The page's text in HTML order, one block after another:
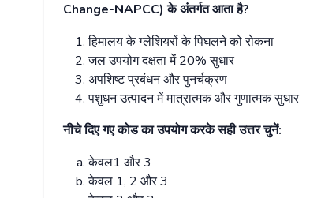
Change-NAPCC)केअंतर्गतआताहै?
हिमालयकेग्लेशियरोंकेपिघलनेकोरोकना
जलउपयोगदक्षतामें20%सुधार
अपशिष्टप्रबंधनऔरपुनर्चक्रण
पशुधनउत्पादनमेंमात्रात्मकऔरगुणात्मकसुधार
नीचेदिएगएकोडकाउपयोगकरकेसहीउत्तरचुनें:
केवल1 और3
केवल 1, 2 और3